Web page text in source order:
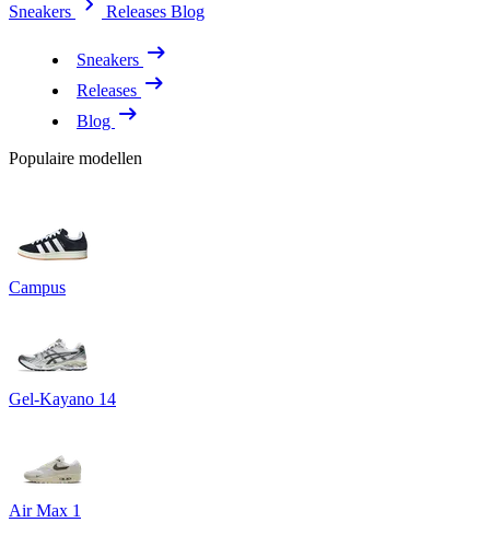
Sneakers
Releases Blog
Sneakers
Releases
Blog
Populaire modellen
Campus
Gel-Kayano 14
Air Max 1